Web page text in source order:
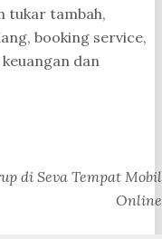
tukar tambah,
booking service,
dan
di Seva Tempat Mobil
Online